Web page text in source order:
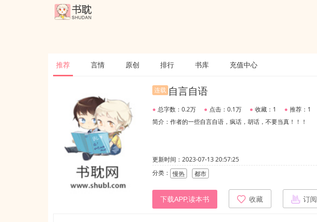
推荐 言情 原创 排行 书库 充值中心
连载 自言自语
● 总字数：0.2万 ● 点击：0.1万 ● 收藏：1 ● 推荐：1
简介：作者的一些自言自语，疯话，胡话，不要当真！！！
更新时间：2023-07-13 20:57:25
分类： 慢热 都市
下载APP,读本书 收藏 订阅